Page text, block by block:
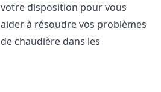
votre disposition pour vous
aider à résoudre vos problèmes
de chaudière dans les